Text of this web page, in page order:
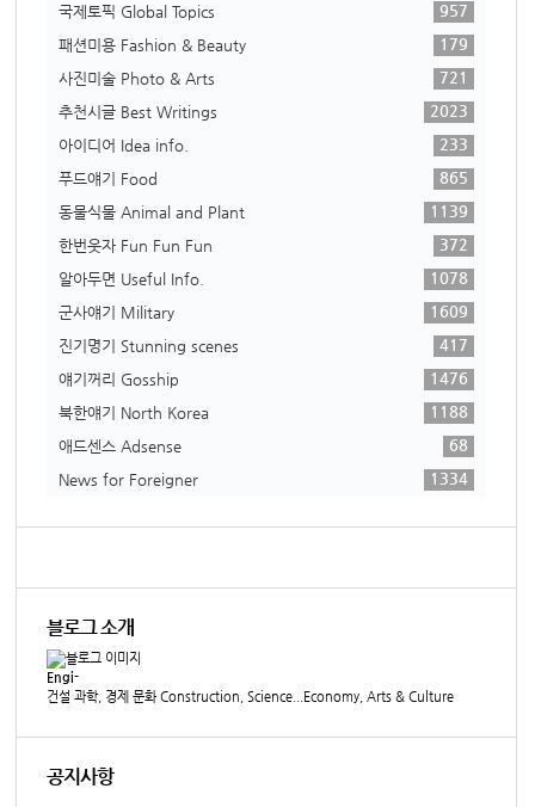
국제토픽 Global Topics
957
패션미용 Fashion & Beauty
179
사진미술 Photo & Arts
721
추천시글 Best Writings
2023
아이디어 Idea info.
233
푸드얘기 Food
865
동물식물 Animal and Plant
1139
한번웃자 Fun Fun Fun
372
알아두면 Useful Info.
1078
군사얘기 Military
1609
진기명기 Stunning scenes
417
얘기꺼리 Gosship
1476
북한얘기 North Korea
1188
애드센스 Adsense
68
News for Foreigner
1334
블로그 소개
Engi-
건설 과학, 경제 문화 Construction, Science...Economy, Arts & Culture
공지사항